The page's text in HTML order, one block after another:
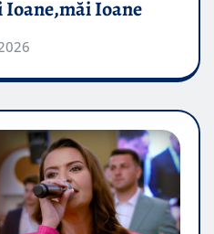
Ioane,măi Ioane